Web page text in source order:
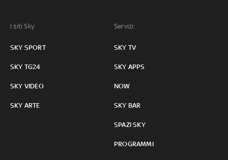
I siti Sky:
SKY SPORT
SKY TG24
SKY VIDEO
SKY ARTE
Servizi:
SKY TV
SKY APPS
NOW
SKY BAR
SPAZI SKY
PROGRAMMI